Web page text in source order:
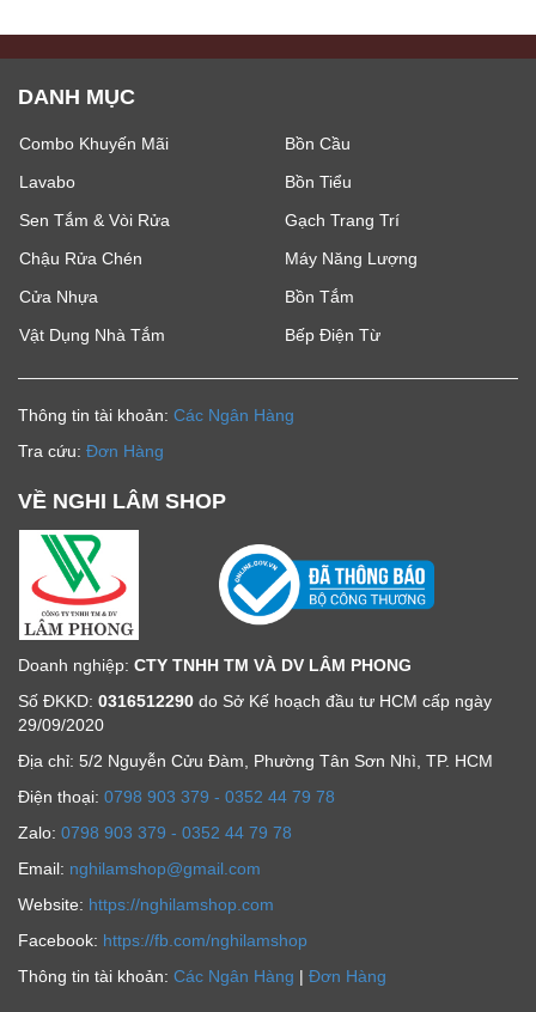
DANH MỤC
Combo Khuyến Mãi
Bồn Cầu
Lavabo
Bồn Tiểu
Sen Tắm & Vòi Rửa
Gạch Trang Trí
Chậu Rửa Chén
Máy Năng Lượng
Cửa Nhựa
Bồn Tắm
Vật Dụng Nhà Tắm
Bếp Điện Từ
Thông tin tài khoản: Các Ngân Hàng
Tra cứu: Đơn Hàng
VỀ NGHI LÂM SHOP
Doanh nghiệp: CTY TNHH TM VÀ DV LÂM PHONG
Số ĐKKD: 0316512290 do Sở Kế hoạch đầu tư HCM cấp ngày
29/09/2020
Địa chỉ: 5/2 Nguyễn Cửu Đàm, Phường Tân Sơn Nhì, TP. HCM
Ðiện thoại: 0798 903 379 - 0352 44 79 78
Zalo: 0798 903 379 - 0352 44 79 78
Email: nghilamshop@gmail.com
Website: https://nghilamshop.com
Facebook: https://fb.com/nghilamshop
Thông tin tài khoản: Các Ngân Hàng | Đơn Hàng